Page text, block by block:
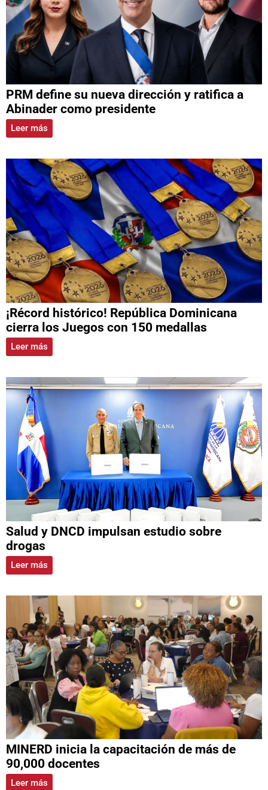
PRM define su nueva dirección y ratifica a
Abinader como presidente
Leer más
¡Récord histórico! República Dominicana
cierra los Juegos con 150 medallas
Leer más
Salud y DNCD impulsan estudio sobre
drogas
Leer más
MINERD inicia la capacitación de más de
90,000 docentes
Leer más